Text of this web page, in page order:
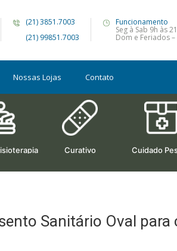
(21) 3851.7003
(21) 99851.7003
Funcionamento
Seg à Sab 9h às
Dom e Feriados –
Nossas Lojas Contato
Curativo Cuidado
Sanitário Oval para